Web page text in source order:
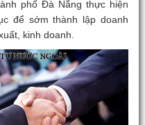
phố Đà Nẵng thực hiện
để sớm thành lập doanh
kinh doanh.